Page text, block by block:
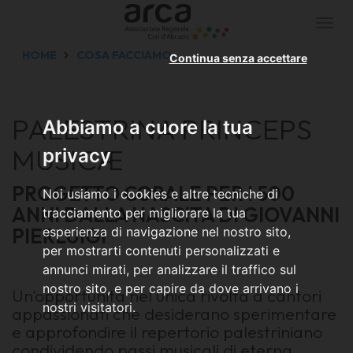
Abbiamo a cuore la tua
privacy
Noi usiamo i cookies e altre tecniche di
tracciamento per migliorare la tua
esperienza di navigazione nel nostro sito,
per mostrarti contenuti personalizzati e
annunci mirati, per analizzare il traffico sul
nostro sito, e per capire da dove arrivano i
nostri visitatori.
Continua senza accettare
HOME COSA FACCIAMO
PALESTRINA PRINCEPS
MUSICÆ
PROGETTO CORALE PER I 500
ANNI DALLA NASCITA DI GIOVANNI
PIERLUIGI
Un'opportunità nel unica rivolta a cantori
appassionati che desiderano sperimentare
e approfondire il repertorio palestriniano